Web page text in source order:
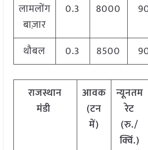
लामलोंग
बाज़ार
0.3 8000
थौबल 0.3 8500
राजस्थान
मंडी
आवक
(टन
में)
न्यूनतम
रेट
(रु./
क्विं.)